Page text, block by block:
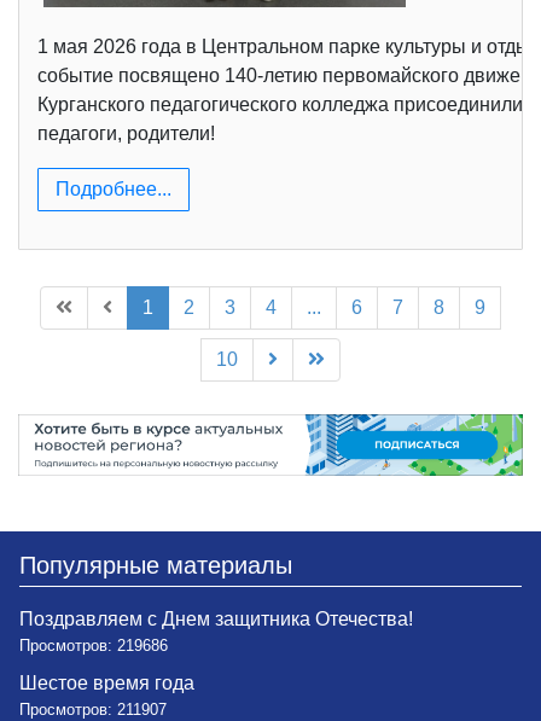
1 мая 2026 года в Центральном парке культуры и
событие посвящено 140-летию первомайского
Курганского педагогического колледжа
педагоги, родители!
Подробнее...
1 2 3 4 ... 6 7 8 9
10
Популярные материалы
Поздравляем с Днем защитника Отечества!
Просмотров: 219686
Шестое время года
Просмотров: 211907